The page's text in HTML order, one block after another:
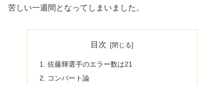
苦しい一週間となってしまいました。
目次
佐藤輝選手のエラー数は21
コンバート論